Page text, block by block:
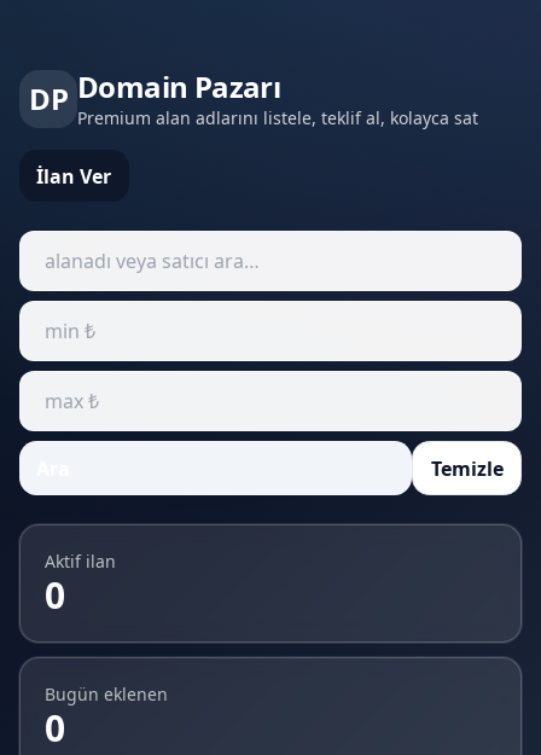
DP Domain Pazarı
Premium alan adlarını listele, teklif al, kolayca sat
İlan Ver
Temizle
Aktif ilan
0
Bugün eklenen
0